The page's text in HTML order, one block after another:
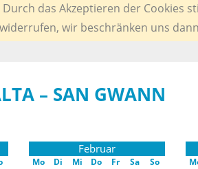
das Akzeptieren der Cookies
wir beschränken uns
– SAN GWANN
Februar
Mo Di Mi Do Fr Sa So